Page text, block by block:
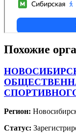
Похожие
Регион:
Статус: